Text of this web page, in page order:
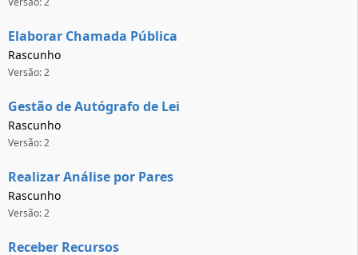
Elaborar Chamada Pública
Rascunho
Versão: 2
Gestão de Autógrafo de Lei
Rascunho
Versão: 2
Realizar Análise por Pares
Rascunho
Versão: 2
Receber Recursos